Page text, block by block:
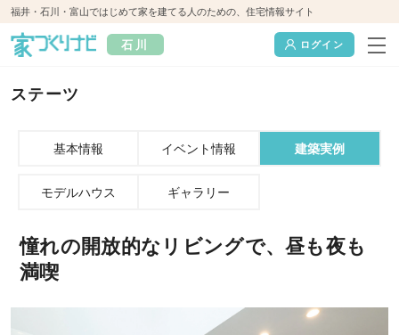
福井・石川・富山ではじめて家を建てる人のための、住宅情報サイト
石川 ログイン
ステーツ
基本情報 イベント情報 建築実例
モデルハウス ギャラリー
憧れの開放的なリビングで、昼も夜も
満喫